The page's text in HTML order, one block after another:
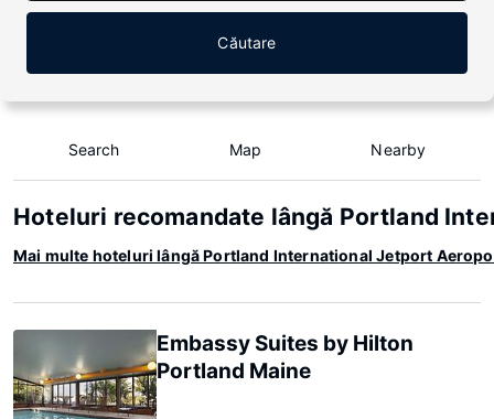
Căutare
Search Map Nearby
Hoteluri recomandate lângă Portland
Mai multe hoteluri lângă Portland International Jetport
Embassy Suites by Hilton
Portland Maine